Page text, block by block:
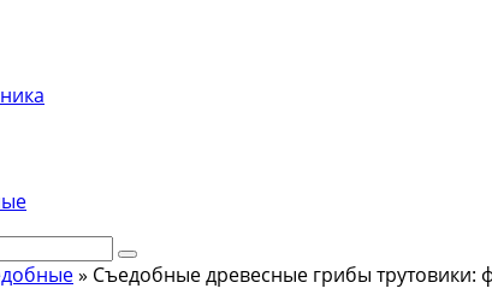
» Съедобные древесные грибы трутовики: